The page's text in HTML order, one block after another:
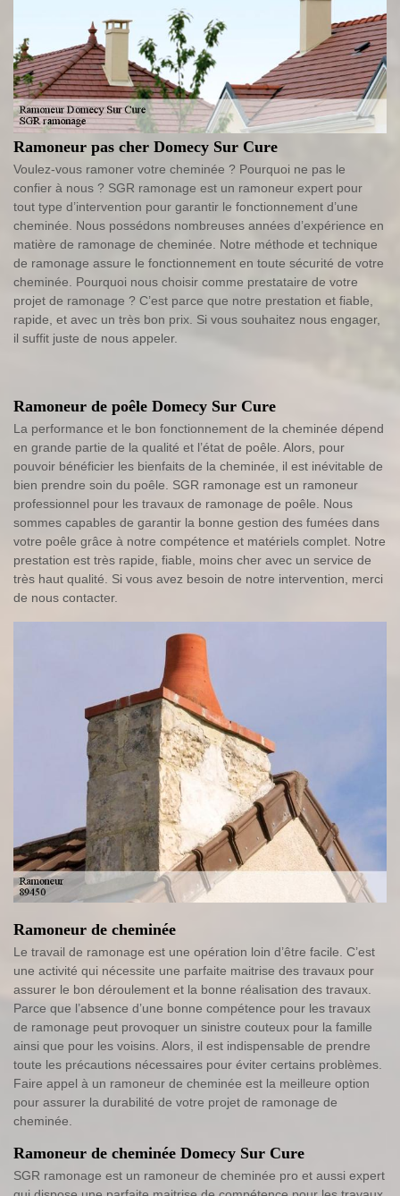
Ramoneur pas cher Domecy Sur Cure
Voulez-vous ramoner votre cheminée ? Pourquoi ne pas le
confier à nous ? SGR ramonage est un ramoneur expert pour
tout type d’intervention pour garantir le fonctionnement d’une
cheminée. Nous possédons nombreuses années d’expérience en
matière de ramonage de cheminée. Notre méthode et technique
de ramonage assure le fonctionnement en toute sécurité de votre
cheminée. Pourquoi nous choisir comme prestataire de votre
projet de ramonage ? C’est parce que notre prestation et fiable,
rapide, et avec un très bon prix. Si vous souhaitez nous engager,
il suffit juste de nous appeler.
Ramoneur de poêle Domecy Sur Cure
La performance et le bon fonctionnement de la cheminée dépend
en grande partie de la qualité et l’état de poêle. Alors, pour
pouvoir bénéficier les bienfaits de la cheminée, il est inévitable de
bien prendre soin du poêle. SGR ramonage est un ramoneur
professionnel pour les travaux de ramonage de poêle. Nous
sommes capables de garantir la bonne gestion des fumées dans
votre poêle grâce à notre compétence et matériels complet. Notre
prestation est très rapide, fiable, moins cher avec un service de
très haut qualité. Si vous avez besoin de notre intervention, merci
de nous contacter.
Ramoneur de cheminée
Le travail de ramonage est une opération loin d’être facile. C’est
une activité qui nécessite une parfaite maitrise des travaux pour
assurer le bon déroulement et la bonne réalisation des travaux.
Parce que l’absence d’une bonne compétence pour les travaux
de ramonage peut provoquer un sinistre couteux pour la famille
ainsi que pour les voisins. Alors, il est indispensable de prendre
toute les précautions nécessaires pour éviter certains problèmes.
Faire appel à un ramoneur de cheminée est la meilleure option
pour assurer la durabilité de votre projet de ramonage de
cheminée.
Ramoneur de cheminée Domecy Sur Cure
SGR ramonage est un ramoneur de cheminée pro et aussi expert